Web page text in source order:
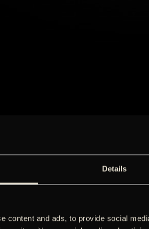
Details
content and ads, to provide social